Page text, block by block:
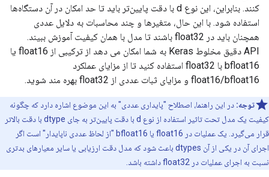
کنند. بنابراین، این نوع d با دقت پایین‌تر باید تا حد امکان در آن دستگاه‌ها
استفاده شود. با این حال، متغیرها و چند محاسبات به دلایل عددی
همچنان باید در float32 باشند تا مدل با همان کیفیت آموزش ببیند.
API دقیق مخلوط Keras به شما امکان می دهد از ترکیبی از float16 یا
bfloat16 با float32 استفاده کنید تا از مزایای عملکرد
float16/bfloat16 و مزایای ثبات عددی از float32 بهره مند شوید.
توجه: در این راهنما، اصطلاح "پایداری عددی" به این موضوع اشاره دارد که چگونه
کیفیت یک مدل تحت تاثیر استفاده از نوع d با دقت پایین‌تر به جای dtype با دقت بالاتر
قرار می‌گیرد. یک عملیات در float16 یا bfloat16 "از لحاظ عددی ناپایدار" است اگر
اجرای آن در یکی از آن dtypes باعث شود که مدل دقت ارزیابی یا سایر معیارهای بدتری
نسبت به اجرای عملیات در float32 داشته باشد.